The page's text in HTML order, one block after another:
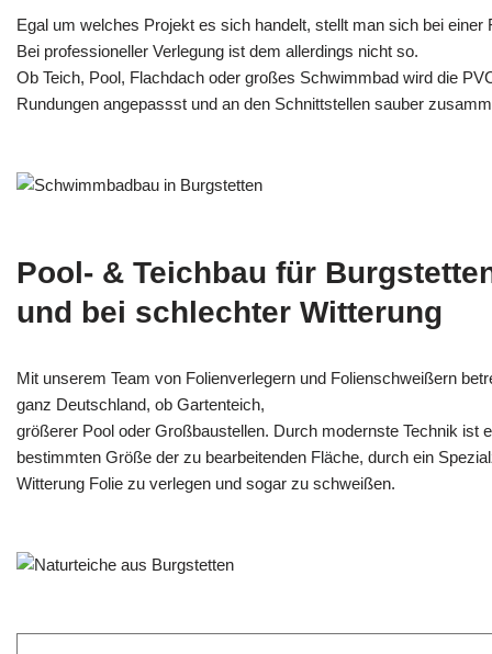
Egal um welches Projekt es sich handelt, stellt man sich bei einer
Bei professioneller Verlegung ist dem allerdings nicht so.
Ob Teich, Pool, Flachdach oder großes Schwimmbad wird die
Rundungen angepassst und an den Schnittstellen sauber
Pool- & Teichbau für
und bei schlechter Witterung
Mit unserem Team von Folienverlegern und Folien­schweißern
ganz Deutschland, ob Gartenteich,
größerer Pool oder Großbaustellen. Durch modernste Technik ist
bestimmten Größe der zu bearbeitenden Fläche, durch ein
Witterung Folie zu verlegen und sogar zu schweißen.